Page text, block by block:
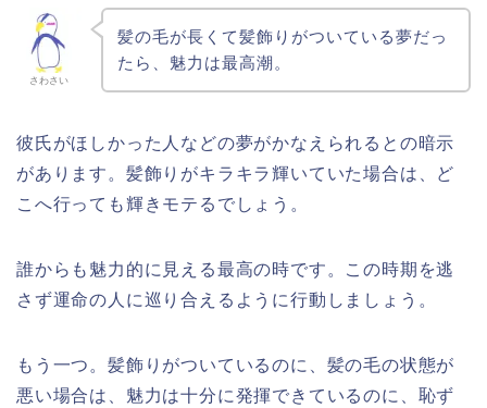
さわさい
髪の毛が長くて髪飾りがついている夢だっ
たら、魅力は最高潮。
彼氏がほしかった人などの夢がかなえられるとの暗示
があります。髪飾りがキラキラ輝いていた場合は、ど
こへ行っても輝きモテるでしょう。
誰からも魅力的に見える最高の時です。この時期を逃
さず運命の人に巡り合えるように行動しましょう。
もう一つ。髪飾りがついているのに、髪の毛の状態が
悪い場合は、魅力は十分に発揮できているのに、恥ず